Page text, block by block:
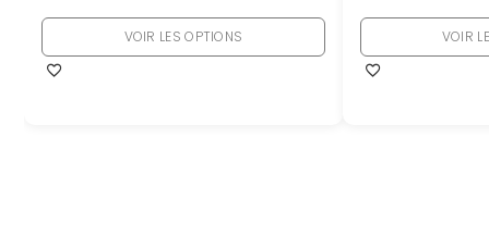
VOIR LES OPTIONS VOIR